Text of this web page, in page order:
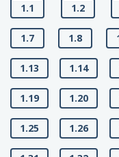
1.1 1.2
1.7 1.8
1.13 1.14
1.19 1.20
1.25 1.26